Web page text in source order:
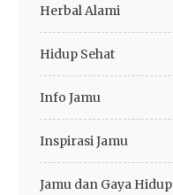
Herbal Alami
Hidup Sehat
Info Jamu
Inspirasi Jamu
Jamu dan Gaya Hidup